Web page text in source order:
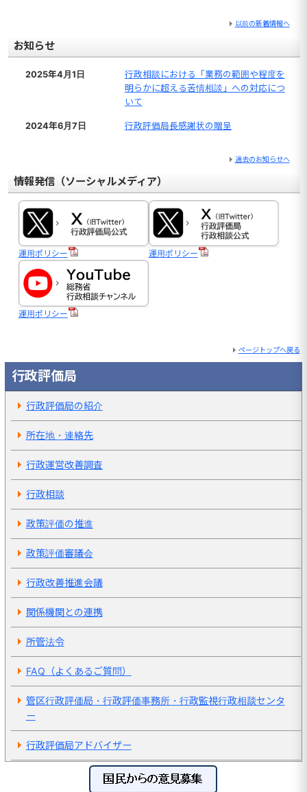
以前の新着情報へ
お知らせ
2025年4月1日
行政相談における「業務の範囲や程度を
明らかに超える苦情相談」への対応につ
いて
2024年6月7日 行政評価局長感謝状の贈呈
過去のお知らせへ
情報発信（ソーシャルメディア）
運用ポリシー 運用ポリシー
運用ポリシー
ページトップへ戻る
行政評価局
行政評価局の紹介
所在地・連絡先
行政運営改善調査
行政相談
政策評価の推進
政策評価審議会
行政改善推進会議
関係機関との連携
所管法令
FAQ（よくあるご質問）
管区行政評価局・行政評価事務所・行政監視行政相談センタ
ー
行政評価局アドバイザー